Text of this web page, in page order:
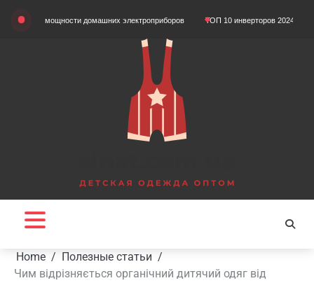
мощности домашних электроприборов ТОП 10 инверторов 2024 года
Home
Полезные статьи
Чим відрізняється органічний дитячий одяг від